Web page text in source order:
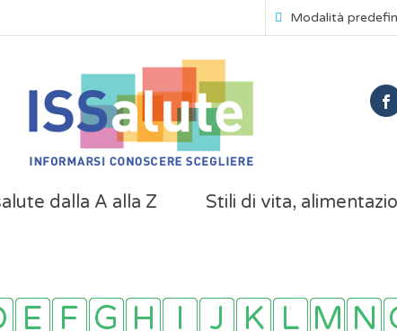
Modalità
dalla A alla Z Stili di vita,